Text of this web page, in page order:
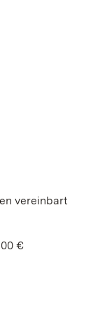
vereinbart
€